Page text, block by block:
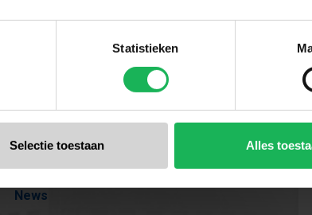
Statistieken
Selectie toestaan Alles
Our brands
News